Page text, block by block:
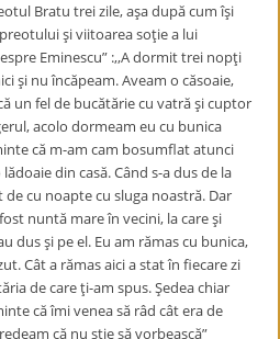
Bratu trei zile, aşa după cum îşi
şi viitoarea soţie a lui
Eminescu” :,,A dormit trei nopţi
şi nu încăpeam. Aveam o căsoaie,
un fel de bucătărie cu vatră şi cuptor
acolo dormeam eu cu bunica
că m-am cam bosumflat atunci
din casă. Când s-a dus de la
de cu noapte cu sluga noastră. Dar
nuntă mare în vecini, la care şi
dus şi pe el. Eu am rămas cu bunica,
Cât a rămas aici a stat în fiecare zi
de care ţi-am spus. Şedea chiar
că îmi venea să râd cât era de
că nu ştie să vorbească”